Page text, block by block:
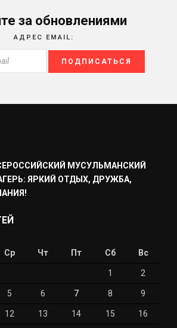
за обновлениями
АДРЕС EMAIL:
МУСУЛЬМАНСКИЙ
ЯРКИЙ ОТДЫХ, ДРУЖБА,
Ср Чт Пт Сб Вс
1 2
5 6 7 8 9
12 13 14 15 16